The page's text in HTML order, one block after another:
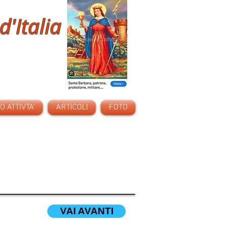
ATTIVTA' ARTICOLI FOTO
VAI AVANTI